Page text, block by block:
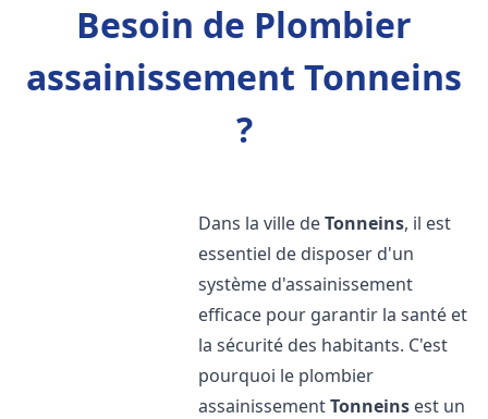
Besoin de Plombier
assainissement Tonneins
?
Dans la ville deTonneins, il est
essentiel de disposer d'un
système d'assainissement
efficace pour garantir la santé et
la sécurité des habitants. C'est
pourquoi le plombier
assainissementTonneins est un